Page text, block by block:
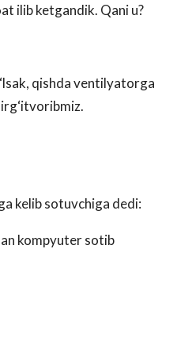
ilib ketgandik. Qani u?
qishda ventilyatorga
kelib sotuvchiga dedi:
kompyuter sotib